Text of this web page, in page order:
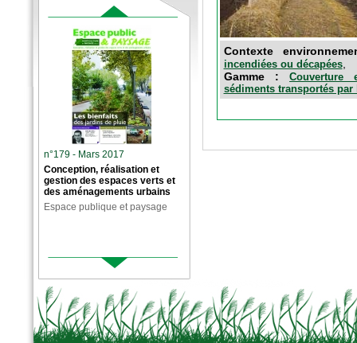
n°179 - Mars 2017
Conception, réalisation et
gestion des espaces verts et
des aménagements urbains
Espace publique et paysage
Contexte
incendiées ou décapées,
Gamme :Couverture
sédiments transportés par